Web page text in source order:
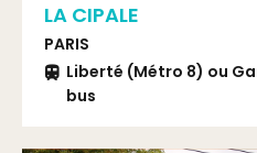
LA CIPALE
PARIS
Liberté (Métro 8) ou
bus